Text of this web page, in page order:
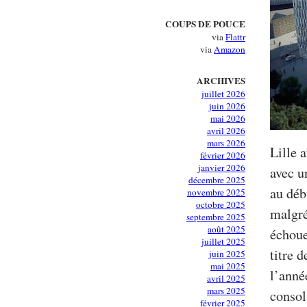
COUPS DE POUCE
viaFlattr
viaAmazon
ARCHIVES
juillet 2026
juin 2026
mai 2026
avril 2026
mars 2026
février 2026
janvier 2026
décembre 2025
novembre 2025
octobre 2025
septembre 2025
août 2025
juillet 2025
juin 2025
mai 2025
avril 2025
mars 2025
février 2025
Lille
avec
au
titre